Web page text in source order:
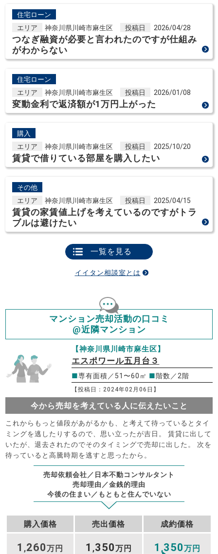
住宅ローン
エリア
神奈川県川崎市麻生区 投稿日 2026/04/28
つなぎ融資が必要と言われたのですが仕組み
がわからない
住宅ローン
エリア
神奈川県川崎市麻生区 投稿日 2026/01/08
変動金利で返済額が1万円上がった
購入
エリア
神奈川県川崎市麻生区 投稿日 2025/10/20
賃貸で借りている部屋を購入したい
その他
エリア
神奈川県川崎市麻生区 投稿日 2025/04/15
賃貸の家賃値上げを考えているのですがトラ
ブルは避けたい
一覧を見る
イイタン相談室とは
マンション売却活動の口コミ
@近隣マンション
【神奈川県川崎市麻生区】
エスポワール五月台３
■専有面積／51〜60㎡ ■階数／2階
【投稿日：2024年02月06日】
今から売却を考えている人に伝えたいこと
これからもっと値段があがるかも、と考えて待っているとタイ
ミングを逃したりするので、思い立ったが吉日。 賃貸に出して
いたが、退去されたのでそのタイミングで売却に出した。 次を
待っていると高騰時期を逃すと思ったから。
売却依頼会社／日本不動コンサルタント
売却理由／金銭的理由
今後の住まい／もともと住んでいない
購入価格 売出価格 成約価格
1 ,260万円 1 ,350万円 1 ,350万円